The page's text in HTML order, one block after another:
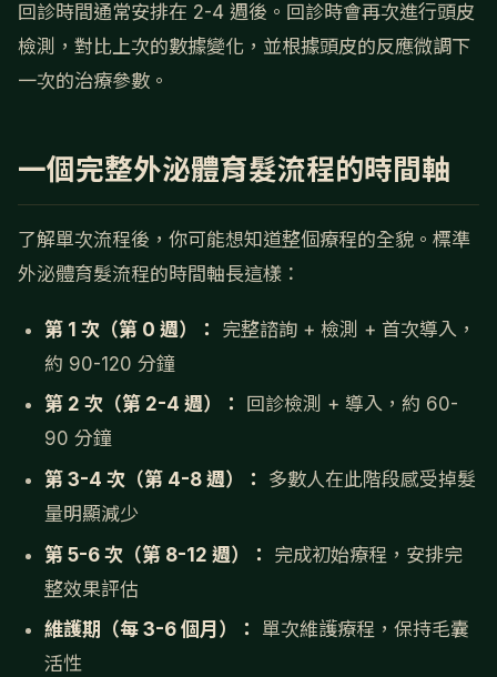
回診時間通常安排在 2-4 週後。回診時會再次進行頭皮
檢測，對比上次的數據變化，並根據頭皮的反應微調下
一次的治療參數。
一個完整外泌體育髮流程的時間軸
了解單次流程後，你可能想知道整個療程的全貌。標準
外泌體育髮流程的時間軸長這樣：
第 1 次（第 0 週）：
完整諮詢 + 檢測 + 首次導入，
約 90-120 分鐘
第 2 次（第 2-4 週）：
回診檢測 + 導入，約 60-
90 分鐘
第 3-4 次（第 4-8 週）：
多數人在此階段感受掉髮
量明顯減少
第 5-6 次（第 8-12 週）：
完成初始療程，安排完
整效果評估
維護期（每 3-6 個月）：
單次維護療程，保持毛囊
活性